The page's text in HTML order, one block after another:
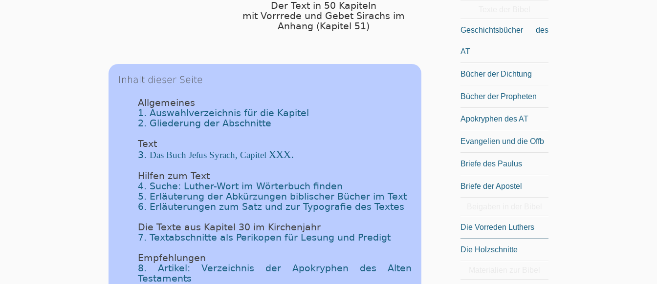
Der Text in 50 Kapiteln
mit Vorrrede und Gebet Sirachs im
Anhang (Kapitel 51)
Inhalt dieser Seite
Allgemeines
1. Auswahlverzeichnis für die Kapitel
2. Gliederung der Abschnitte
Text
3. Das Buch Jeſus Syrach, Capitel XXX.
Hilfen zum Text
4. Suche: Luther-Wort im Wörterbuch finden
5. Erläuterung der Abkürzungen biblischer Bücher im Text
6. Erläuterungen zum Satz und zur Typografie des Textes
Die Texte aus Kapitel 30 im Kirchenjahr
7. Textabschnitte als Perikopen für Lesung und Predigt
Empfehlungen
8. Artikel: Verzeichnis der Apokryphen des Alten
Testaments
Geschichtsbücher des
AT
Bücher der Dichtung
Bücher der Propheten
Apokryphen des AT
Evangelien und die Offb
Briefe des Paulus
Briefe der Apostel
Die Vorreden Luthers
Die Holzschnitte